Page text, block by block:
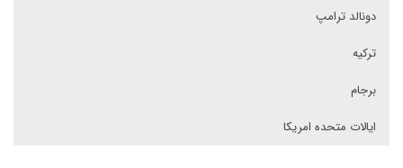
دونالد ترامپ
ترکیه
برجام
ایالات متحده امریکا